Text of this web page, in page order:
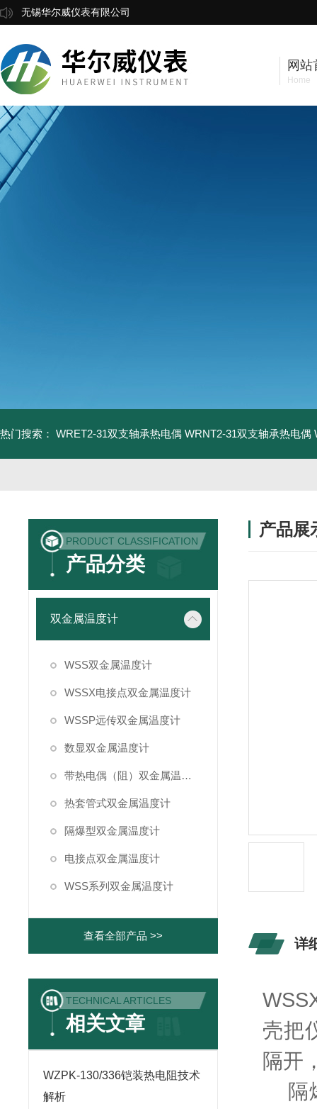
无锡华尔威仪表有限公司
网站
Home
热门搜索： WRET2-31双支轴承热电偶 WRNT2-31双支轴承热电偶
PRODUCT CLASSIFICATION
产品分类
双金属温度计
WSS双金属温度计
WSSX电接点双金属温度计
WSSP远传双金属温度计
数显双金属温度计
带热电偶（阻）双金属温度计
热套管式双金属温度计
隔爆型双金属温度计
电接点双金属温度计
WSS系列双金属温度计
查看全部产品 >>
TECHNICAL ARTICLES
相关文章
WZPK-130/336铠装热电阻技术
解析
产品展
详
壳把
隔开
隔